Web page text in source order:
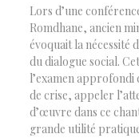
Lors d’une
Romdhane, ancien
évoquait la nécessité
du dialogue social.
l’examen
de crise, appeler
d’œuvre dans ce
grande utilité